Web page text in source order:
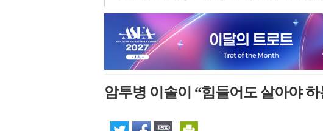
암투병 이솔이 “힘들어도 살아야